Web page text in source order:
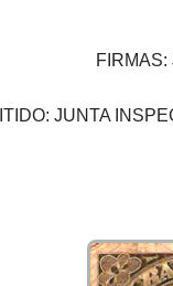
JUNTA